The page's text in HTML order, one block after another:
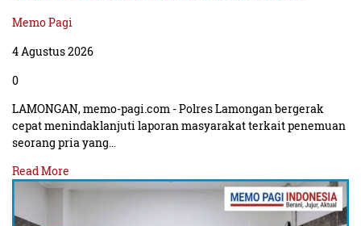
Memo Pagi
4 Agustus 2026
0
LAMONGAN, memo-pagi.com - Polres Lamongan bergerak
cepat menindaklanjuti laporan masyarakat terkait penemuan
seorang pria yang…
Read More